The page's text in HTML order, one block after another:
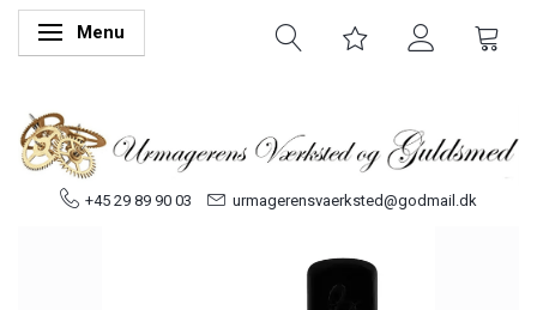
Skifte navigation
Menu
+45 29 89 90 03 urmagerensvaerksted@godmail.dk